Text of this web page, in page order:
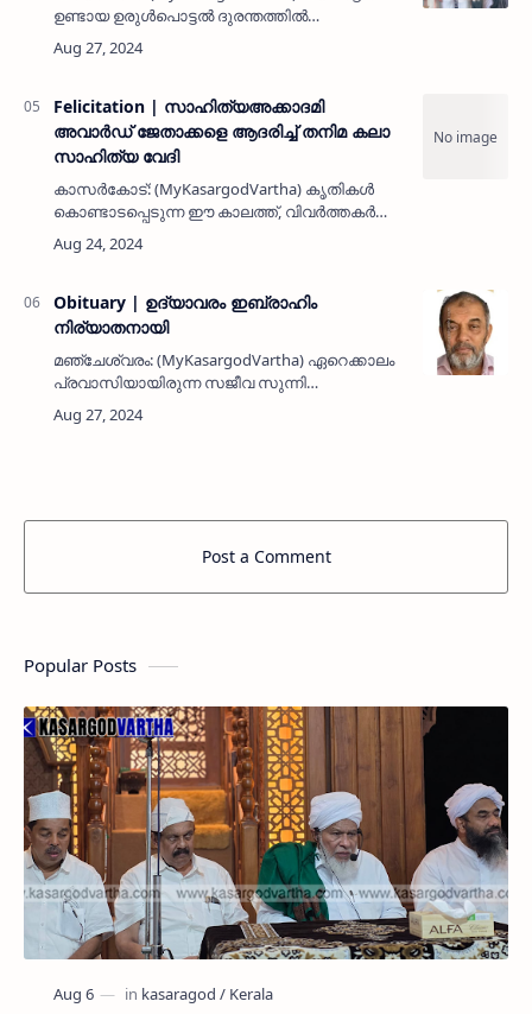
ഉണ്ടായ ഉരുൾപൊട്ടൽ ദുരന്തത്തിൽ
കുടുങ്ങിയവരെ സഹായിക്കാൻ തങ്ങളുടെ
ചെറിയ സമ്പാദ്യം നൽകി മനുഷ്യത്വത്തിന്റെ
Felicitation | സാഹിത്യഅക്കാദമി
അവാർഡ് ജേതാക്കളെ ആദരിച്ച് തനിമ കലാ
സാഹിത്യ വേദി
കാസർകോട്: (MyKasargodVartha) കൃതികൾ
കൊണ്ടാടപ്പെടുന്ന ഈ കാലത്ത്, വിവർത്തകർ
പലപ്പോഴും അവഗണിക്കപ്പെടുന്നത് ദുഃഖകരമായ
സത്യമാണ്. എന്നാൽ വിവർത്തകർ
Obituary | ഉദ്യാവരം ഇബ്രാഹിം
നിര്യാതനായി
മഞ്ചേശ്വരം: (MyKasargodVartha) ഏറെക്കാലം
പ്രവാസിയായിരുന്ന സജീവ സുന്നി
പ്രവർത്തകനും സാമൂഹിക സാംസ്കാരിക
സാന്ത്വന മേഘലകളിലും പ്രവാസ ലോകത്തും
Post a Comment
Popular Posts